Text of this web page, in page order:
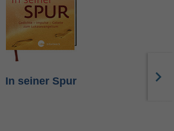
In seiner Spur